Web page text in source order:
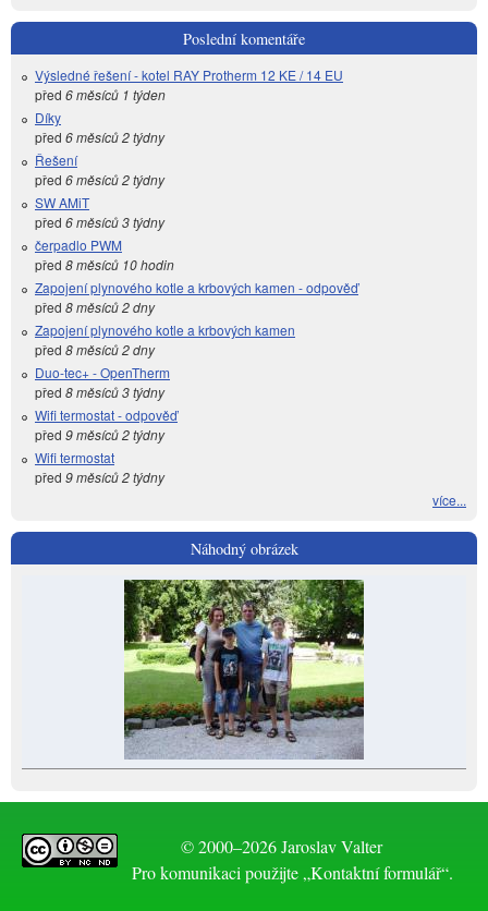
Poslední komentáře
Výsledné řešení - kotel RAY Protherm 12 KE / 14 EU
před 6 měsíců 1 týden
Díky
před 6 měsíců 2 týdny
Řešení
před 6 měsíců 2 týdny
SW AMiT
před 6 měsíců 3 týdny
čerpadlo PWM
před 8 měsíců 10 hodin
Zapojení plynového kotle a krbových kamen - odpověď
před 8 měsíců 2 dny
Zapojení plynového kotle a krbových kamen
před 8 měsíců 2 dny
Duo-tec+ - OpenTherm
před 8 měsíců 3 týdny
Wifi termostat - odpověď
před 9 měsíců 2 týdny
Wifi termostat
před 9 měsíců 2 týdny
více...
Náhodný obrázek
© 2000–2026 Jaroslav Valter
Pro komunikaci použijte „Kontaktní formulář“.